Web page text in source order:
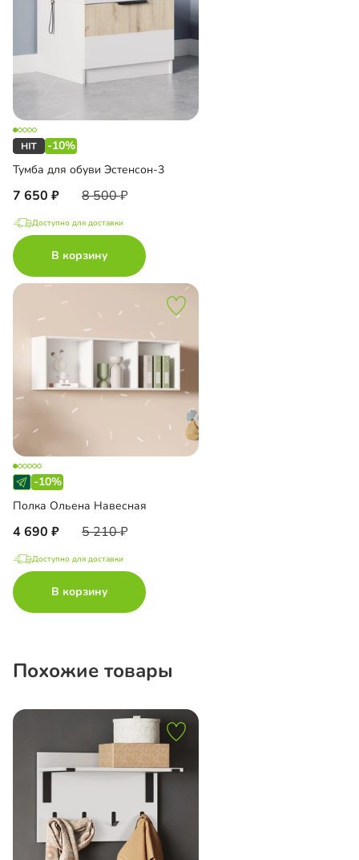
-10%
Тумба для обуви Эстенсон-3
7 650 8 500
Доступно для доставки
В корзину
-10%
Полка Ольена Навесная
4 690 5 210
Доступно для доставки
В корзину
Похожие товары